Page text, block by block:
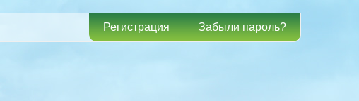
Регистрация Забыли пароль?